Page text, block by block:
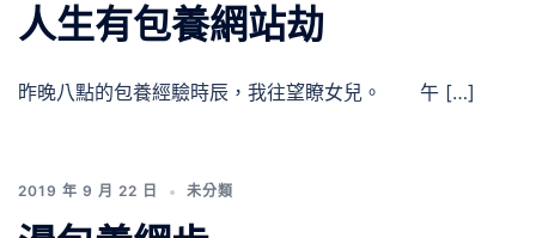
人生有包養網站劫
昨晚八點的包養經驗時辰，我往望瞭女兒。 午 […]
2019 年 9 月 22 日 未分類